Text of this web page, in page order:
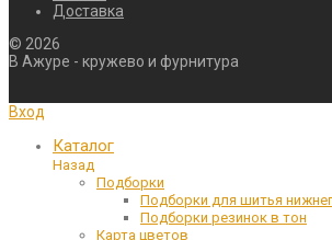
Доставка
© 2026
В Ажуре - кружево и фурнитура
Вход
Каталог
Назад
Подборки
Подборки для шитья
Подборки резинок в тон
Карта цветов